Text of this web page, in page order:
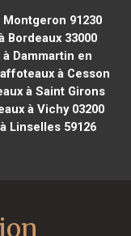
91230
33000
Dammartin en
à Cesson
à Saint Girons
à Vichy 03200
Linselles 59126